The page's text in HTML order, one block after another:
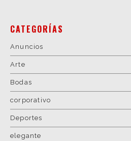
CATEGORÍAS
Anuncios
Arte
Bodas
corporativo
Deportes
elegante